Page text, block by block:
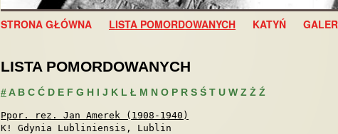
STRONA GŁÓWNA LISTA POMORDOWANYCH KATYŃ
LISTA POMORDOWANYCH
#A B C Ć D E F G H I J K L Ł M N O P R S Ś T U W Z Ż Ź
Ppor. rez. Jan Amerek (1908-1940)
K! Gdynia Lubliniensis, Lublin